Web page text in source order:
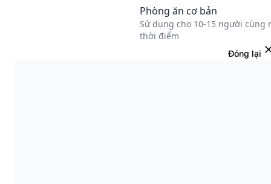
Đóng lại